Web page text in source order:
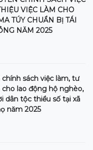
VIỆC LÀM CHO
TÚY CHUẨN BỊ TÁI
NĂM 2025
sách việc làm, tư
lao động hộ nghèo,
dân tộc thiểu số tại xã
năm 2025